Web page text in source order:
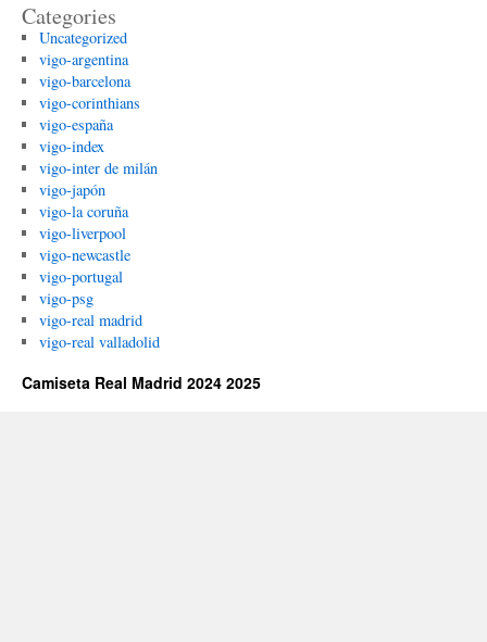
Categories
Uncategorized
vigo-argentina
vigo-barcelona
vigo-corinthians
vigo-españa
vigo-index
vigo-inter de milán
vigo-japón
vigo-la coruña
vigo-liverpool
vigo-newcastle
vigo-portugal
vigo-psg
vigo-real madrid
vigo-real valladolid
Camiseta Real Madrid 2024 2025